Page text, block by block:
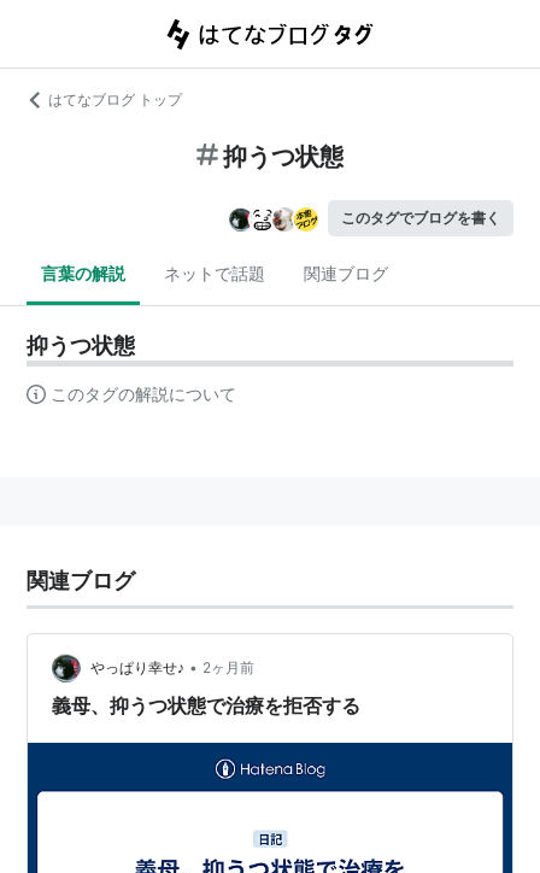
はてなブログ トップ
抑うつ状態
このタグでブログを書く
言葉の解説 ネットで話題 関連ブログ
抑うつ状態
このタグの解説について
関連ブログ
やっぱり幸せ♪ • 2ヶ月前
義母、抑うつ状態で治療を拒否する